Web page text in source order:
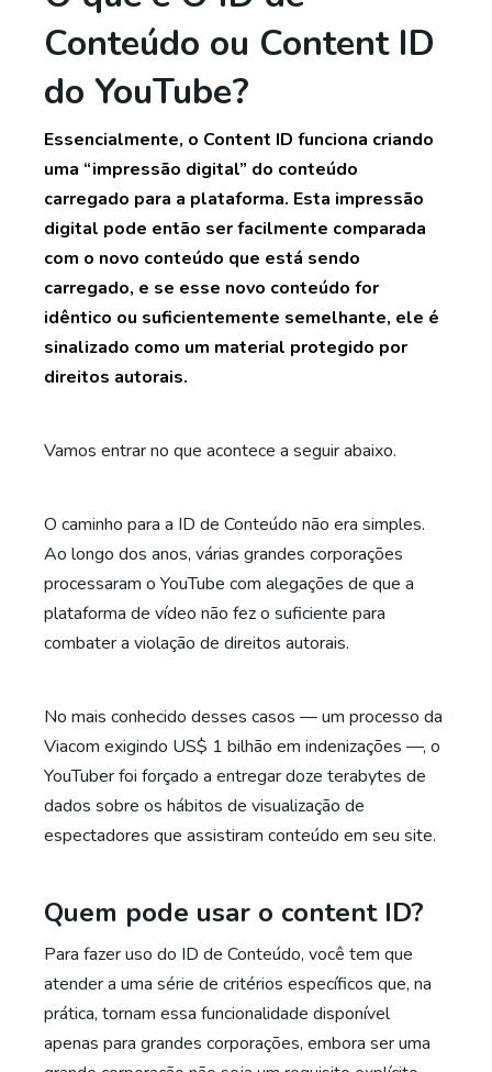
Conteúdo ou Content ID
do YouTube?
Essencialmente, o Content ID funciona criando
uma “impressão digital” do conteúdo
carregado para a plataforma. Esta impressão
digital pode então ser facilmente comparada
com o novo conteúdo que está sendo
carregado, e se esse novo conteúdo for
idêntico ou suficientemente semelhante, ele é
sinalizado como um material protegido por
direitos autorais.
Vamos entrar no que acontece a seguir abaixo.
O caminho para a ID de Conteúdo não era simples.
Ao longo dos anos, várias grandes corporações
processaram o YouTube com alegações de que a
plataforma de vídeo não fez o suficiente para
combater a violação de direitos autorais.
No mais conhecido desses casos — um processo da
Viacom exigindo US$ 1 bilhão em indenizações —, o
YouTuber foi forçado a entregar doze terabytes de
dados sobre os hábitos de visualização de
espectadores que assistiram conteúdo em seu site.
Quem pode usar o content ID?
Para fazer uso do ID de Conteúdo, você tem que
atender a uma série de critérios específicos que, na
prática, tornam essa funcionalidade disponível
apenas para grandes corporações, embora ser uma